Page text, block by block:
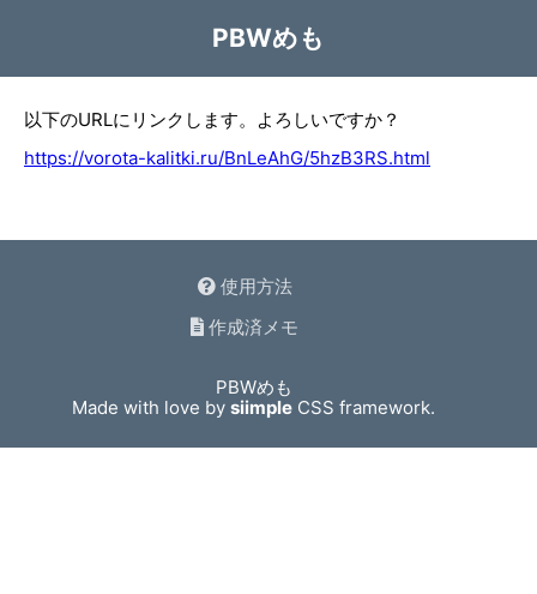
PBWめも
以下のURLにリンクします。よろしいですか？
https://vorota-kalitki.ru/BnLeAhG/5hzB3RS.html
使用方法
作成済メモ
PBWめも
Made with love bysiimple CSS framework.